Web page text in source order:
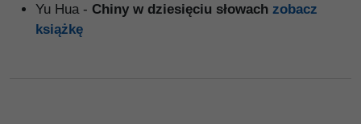
Yu Hua - Chiny w dziesięciu słowach zobacz
książkę